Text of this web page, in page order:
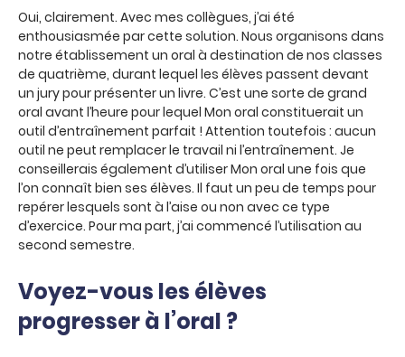
Oui, clairement. Avec mes collègues, j’ai été
enthousiasmée par cette solution. Nous organisons dans
notre établissement un oral à destination de nos classes
de quatrième, durant lequel les élèves passent devant
un jury pour présenter un livre. C’est une sorte de grand
oral avant l’heure pour lequel Mon oral constituerait un
outil d’entraînement parfait ! Attention toutefois : aucun
outil ne peut remplacer le travail ni l’entraînement. Je
conseillerais également d’utiliser Mon oral une fois que
l’on connaît bien ses élèves. Il faut un peu de temps pour
repérer lesquels sont à l’aise ou non avec ce type
d’exercice. Pour ma part, j’ai commencé l’utilisation au
second semestre.
Voyez-vous les élèves
progresser à l’oral ?